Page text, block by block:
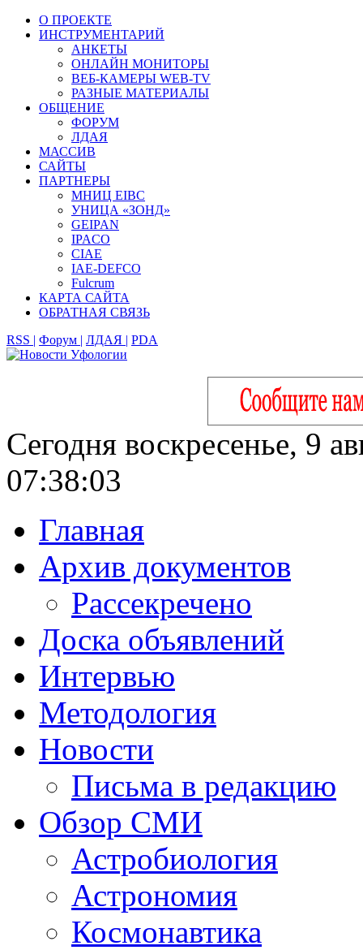
О ПРОЕКТЕ
ИНСТРУМЕНТАРИЙ
АНКЕТЫ
ОНЛАЙН МОНИТОРЫ
ВЕБ-КАМЕРЫ WEB-TV
РАЗНЫЕ МАТЕРИАЛЫ
ОБЩЕНИЕ
ФОРУМ
ЛДАЯ
МАССИВ
САЙТЫ
ПАРТНЕРЫ
МНИЦ EIBC
УНИЦА «ЗОНД»
GEIPAN
IPACO
CIAE
IAE-DEFCO
Fulcrum
КАРТА САЙТА
ОБРАТНАЯ СВЯЗЬ
RSS | Форум | ЛДАЯ | PDA
Сегодня воскресенье, 9
07:38:04
Главная
Архив документов
Рассекречено
Доска объявлений
Интервью
Методология
Новости
Письма в редакцию
Обзор СМИ
Астробиология
Астрономия
Космонавтика